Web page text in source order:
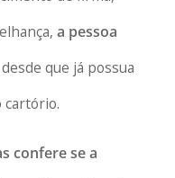
a pessoa
que já possua
cartório.
confere se a